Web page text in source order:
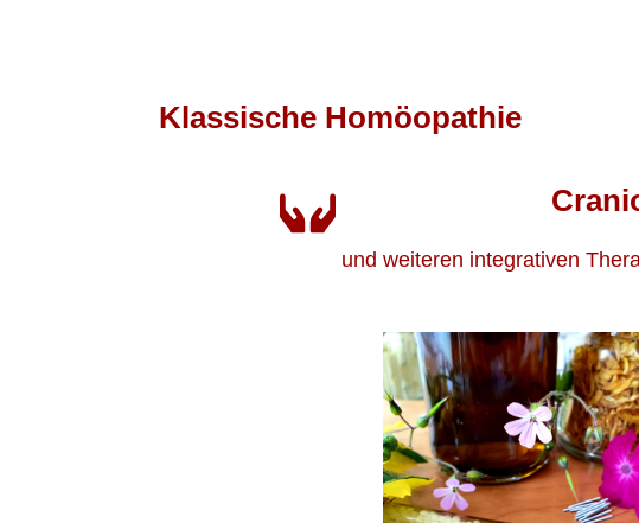
Klassische Homöopathie
und weiteren integrativen